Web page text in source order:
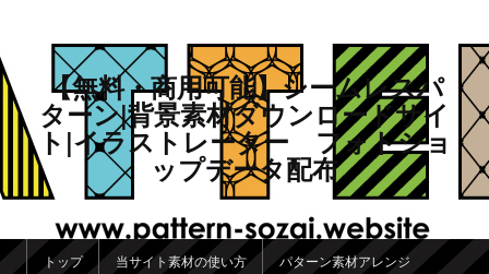
【無料・商用可能】シームレスパ
ターン|背景素材ダウンロードサイ
ト|イラストレーター フォトショ
ップデータ配布
メインメニュー
メインコンテンツへ移動
サブコンテンツへ移動
トップ 当サイト素材の使い方 パターン素材アレンジ